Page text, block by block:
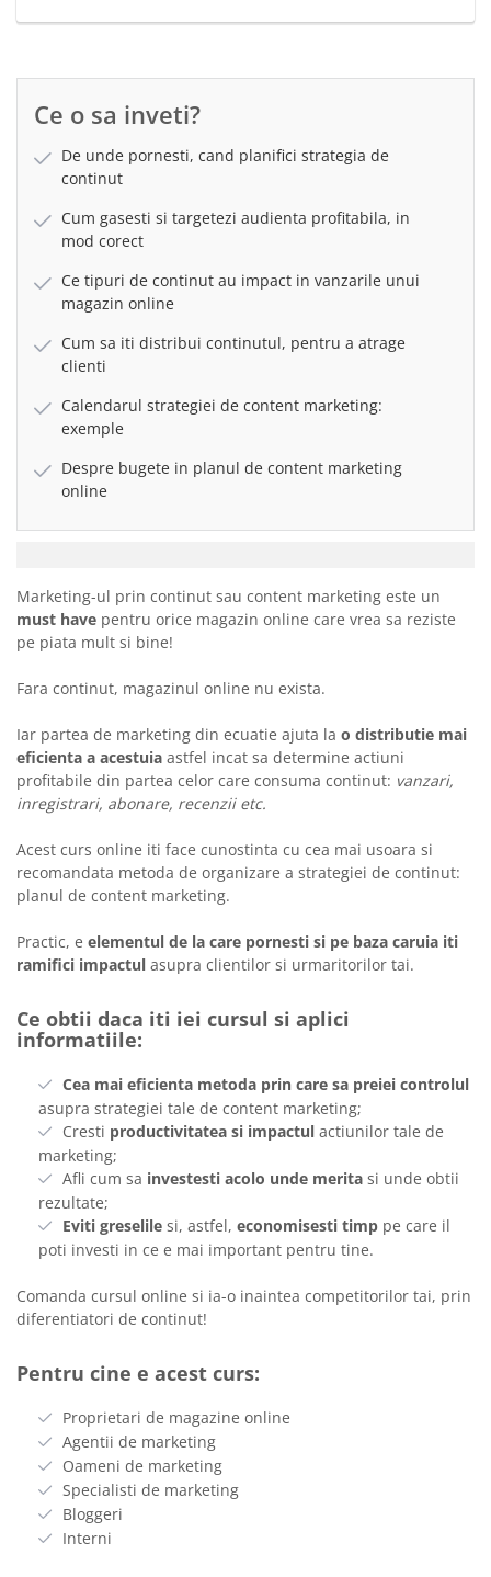
Ce o sa inveti?
De unde pornesti, cand planifici strategia de
continut
Cum gasesti si targetezi audienta profitabila, in
mod corect
Ce tipuri de continut au impact in vanzarile unui
magazin online
Cum sa iti distribui continutul, pentru a atrage
clienti
Calendarul strategiei de content marketing:
exemple
Despre bugete in planul de content marketing
online
Marketing-ul prin continut sau content marketing este un
must have pentru orice magazin online care vrea sa reziste
pe piata mult si bine!
Fara continut, magazinul online nu exista.
Iar partea de marketing din ecuatie ajuta la o distributie mai
eficienta a acestuia astfel incat sa determine actiuni
profitabile din partea celor care consuma continut: vanzari,
inregistrari, abonare, recenzii etc.
Acest curs online iti face cunostinta cu cea mai usoara si
recomandata metoda de organizare a strategiei de continut:
planul de content marketing.
Practic, e elementul de la care pornesti si pe baza caruia iti
ramifici impactul asupra clientilor si urmaritorilor tai.
Ce obtii daca iti iei cursul si aplici
informatiile:
Cea mai eficienta metoda prin care sa preiei controlul
asupra strategiei tale de content marketing;
Cresti productivitatea si impactul actiunilor tale de
marketing;
Afli cum sa investesti acolo unde merita si unde obtii
rezultate;
Eviti greselile si, astfel, economisesti timp pe care il
poti investi in ce e mai important pentru tine.
Comanda cursul online si ia-o inaintea competitorilor tai, prin
diferentiatori de continut!
Pentru cine e acest curs:
Proprietari de magazine online
Agentii de marketing
Oameni de marketing
Specialisti de marketing
Bloggeri
Interni